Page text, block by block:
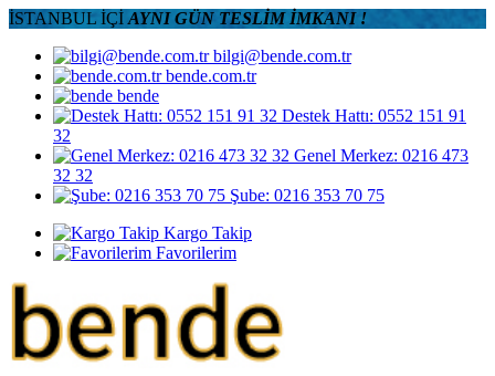
İSTANBUL İÇİ AYNI GÜN TESLİM İMKANI !
bilgi@bende.com.tr
bende.com.tr
bende
Destek Hattı: 0552 151 91
32
Genel Merkez: 0216 473
32 32
Şube: 0216 353 70 75
Kargo Takip
Favorilerim